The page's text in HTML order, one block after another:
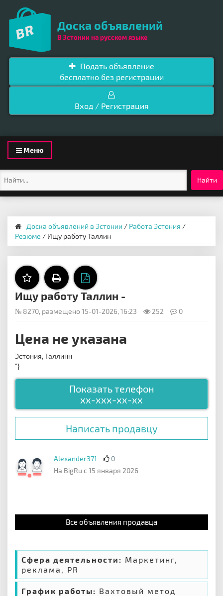
Доска объявлений
В Эстонии на русском языке
Подать объявление
бесплатно без регистрации
Вход / Регистрация
Toggle
navigation
Меню
Найти
Доска объявлений в Эстонии / Работа Эстония /
Резюме / Ищу работу Таллин
Ищу работу Таллин -
№ 8270, размещено 15-01-2026, 16:23 252 0
Цена не указана
Эстония, Таллинн
"}
Показать телефон
xx-xxx-xx-xx
Написать продавцу
Alexander371
0
На BigRu с 15 января 2026
Все объявления продавца
Сфера деятельности: Маркетинг,
реклама, PR
График работы: Вахтовый метод